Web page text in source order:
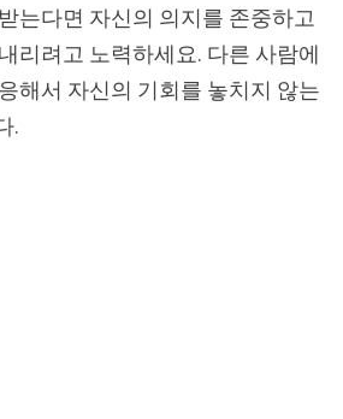
는다면 자신의 의지를 존중하고
리려고 노력하세요. 다른 사람에
해서 자신의 기회를 놓치지 않는
.